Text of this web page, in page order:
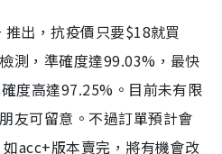
出，抗疫價只要$18就買
測，準確度達99.03%，最快
度高達97.25%。目前未有限
友可留意。不過訂單預計會
acc+版本賣完，將有機會改